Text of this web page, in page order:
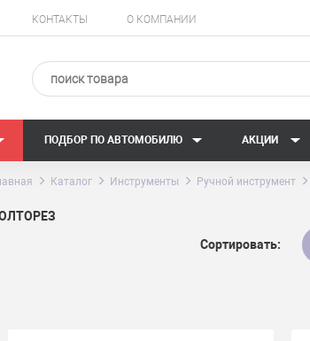
КОНТАКТЫ О КОМПАНИИ
ПОДБОР ПО АВТОМОБИЛЮ АКЦИИ
Каталог Инструменты Ручной инструмент
Сортировать: